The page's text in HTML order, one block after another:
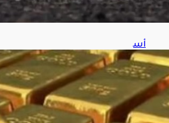
أس
عار
الذه
ب
ترتف
ع
لأعل